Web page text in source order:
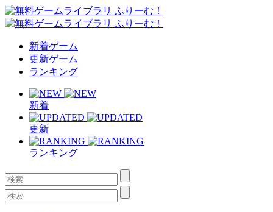
新着ゲーム
更新ゲーム
ランキング
新着
更新
ランキング